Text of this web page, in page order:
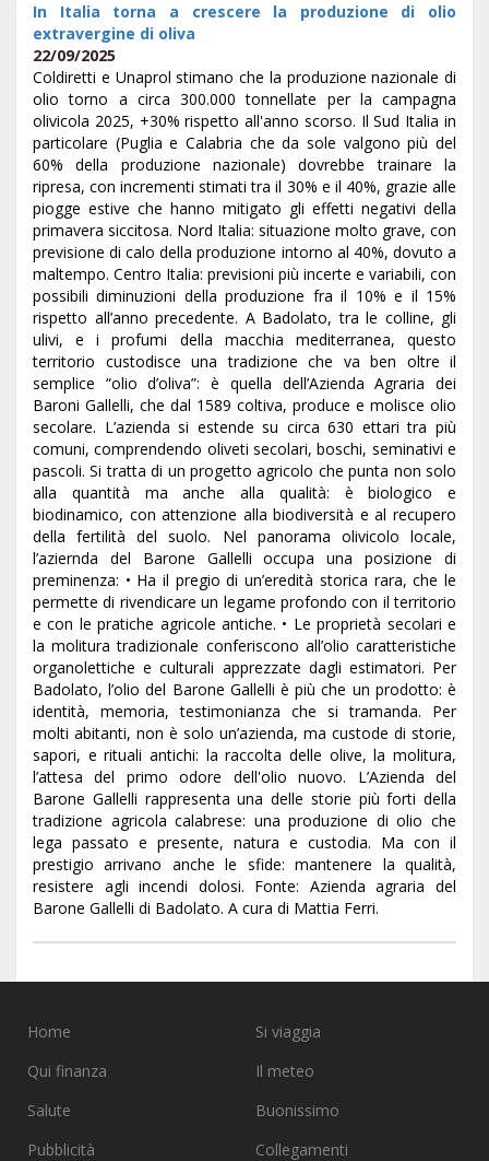
In Italia torna a crescere la produzione di olio
extravergine di oliva
22/09/2025
Coldiretti e Unaprol stimano che la produzione nazionale di
olio torno a circa 300.000 tonnellate per la campagna
olivicola 2025, +30% rispetto all'anno scorso. Il Sud Italia in
particolare (Puglia e Calabria che da sole valgono più del
60% della produzione nazionale) dovrebbe trainare la
ripresa, con incrementi stimati tra il 30% e il 40%, grazie alle
piogge estive che hanno mitigato gli effetti negativi della
primavera siccitosa. Nord Italia: situazione molto grave, con
previsione di calo della produzione intorno al 40%, dovuto a
maltempo. Centro Italia: previsioni più incerte e variabili, con
possibili diminuzioni della produzione fra il 10% e il 15%
rispetto all’anno precedente. A Badolato, tra le colline, gli
ulivi, e i profumi della macchia mediterranea, questo
territorio custodisce una tradizione che va ben oltre il
semplice “olio d’oliva”: è quella dell’Azienda Agraria dei
Baroni Gallelli, che dal 1589 coltiva, produce e molisce olio
secolare. L’azienda si estende su circa 630 ettari tra più
comuni, comprendendo oliveti secolari, boschi, seminativi e
pascoli. Si tratta di un progetto agricolo che punta non solo
alla quantità ma anche alla qualità: è biologico e
biodinamico, con attenzione alla biodiversità e al recupero
della fertilità del suolo. Nel panorama olivicolo locale,
l’aziernda del Barone Gallelli occupa una posizione di
preminenza: • Ha il pregio di un’eredità storica rara, che le
permette di rivendicare un legame profondo con il territorio
e con le pratiche agricole antiche. • Le proprietà secolari e
la molitura tradizionale conferiscono all’olio caratteristiche
organolettiche e culturali apprezzate dagli estimatori. Per
Badolato, l’olio del Barone Gallelli è più che un prodotto: è
identità, memoria, testimonianza che si tramanda. Per
molti abitanti, non è solo un’azienda, ma custode di storie,
sapori, e rituali antichi: la raccolta delle olive, la molitura,
l’attesa del primo odore dell'olio nuovo. L’Azienda del
Barone Gallelli rappresenta una delle storie più forti della
tradizione agricola calabrese: una produzione di olio che
lega passato e presente, natura e custodia. Ma con il
prestigio arrivano anche le sfide: mantenere la qualità,
resistere agli incendi dolosi. Fonte: Azienda agraria del
Barone Gallelli di Badolato. A cura di Mattia Ferri.
Home
Si viaggia
Qui finanza
Il meteo
Salute
Buonissimo
Pubblicità
Collegamenti